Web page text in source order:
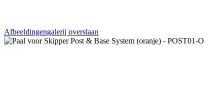
Afbeeldingengalerij overslaan